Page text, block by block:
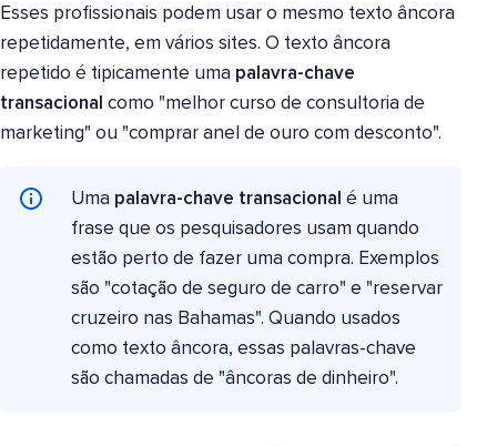
Esses profissionais podem usar o mesmo texto âncora
repetidamente, em vários sites. O texto âncora
repetido é tipicamente uma palavra-chave
transacional como "melhor curso de consultoria de
marketing" ou "comprar anel de ouro com desconto".
Uma palavra-chave transacional é uma
frase que os pesquisadores usam quando
estão perto de fazer uma compra. Exemplos
são "cotação de seguro de carro" e "reservar
cruzeiro nas Bahamas". Quando usados
como texto âncora, essas palavras-chave
são chamadas de "âncoras de dinheiro".